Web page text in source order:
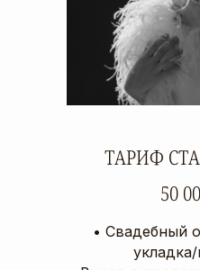
ТАРИФ
50
• Свадебный